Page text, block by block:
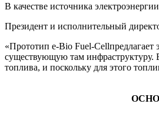
В качестве источника
Президент и исполнительный
«Прототип e-Bio Fuel-Cellпредлагает
существующую там инфраструктуру.
топлива, и поскольку для этого